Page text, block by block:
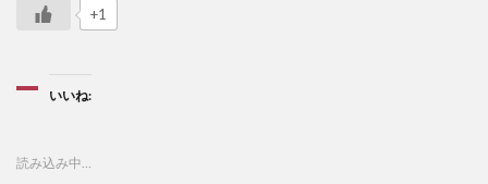
+1
いいね:
読み込み中…